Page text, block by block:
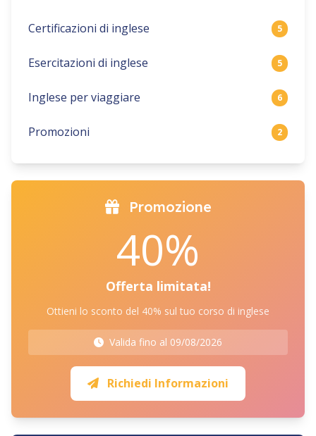
Certificazioni di inglese 5
Esercitazioni di inglese 5
Inglese per viaggiare 6
Promozioni 2
Promozione
40%
Offerta limitata!
Ottieni lo sconto del 40% sul tuo corso di inglese
Valida fino al 09/08/2026
Richiedi Informazioni